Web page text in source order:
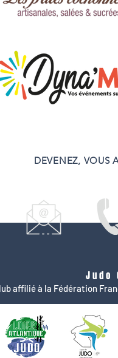
DEVENEZ, VOUS
Judo
affilié à la Fédération